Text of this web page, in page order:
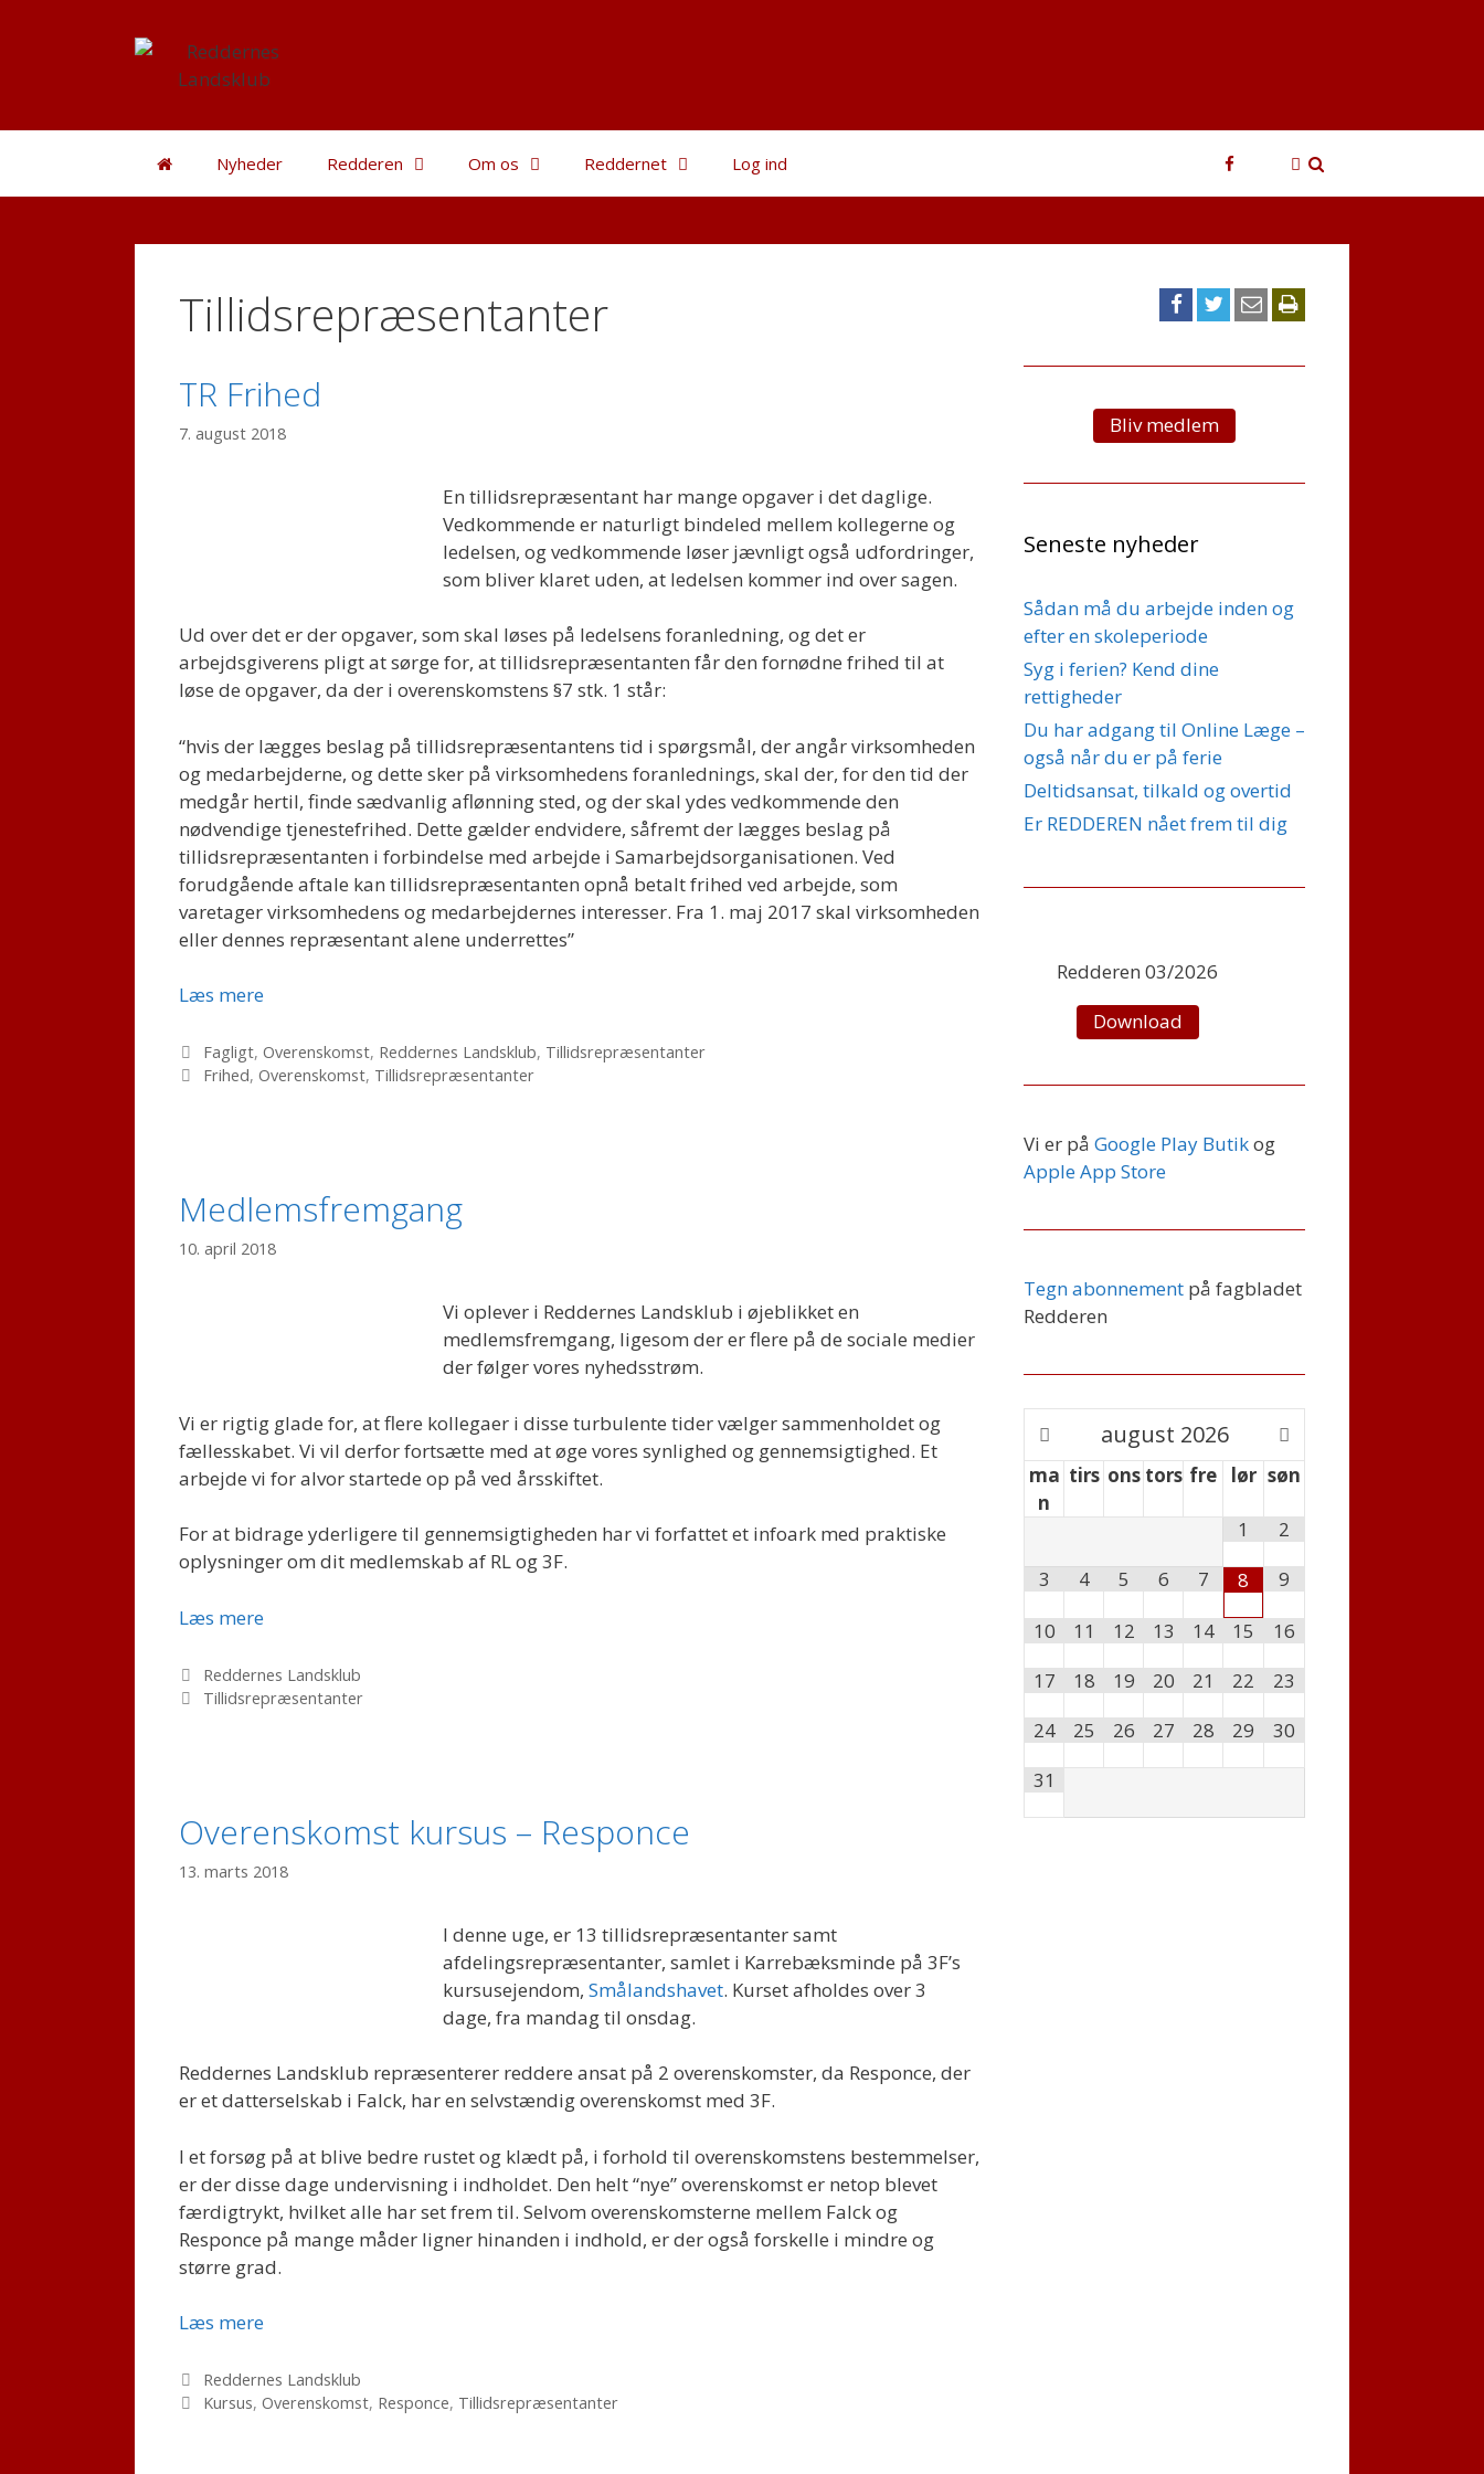
Nyheder Redderen Om os Reddernet Log ind
Tillidsrepræsentanter
TR Frihed
7. august 2018
En tillidsrepræsentant har mange opgaver i det daglige.
Vedkommende er naturligt bindeled mellem kollegerne og
ledelsen, og vedkommende løser jævnligt også udfordringer,
som bliver klaret uden, at ledelsen kommer ind over sagen.
Ud over det er der opgaver, som skal løses på ledelsens foranledning, og det er
arbejdsgiverens pligt at sørge for, at tillidsrepræsentanten får den fornødne frihed til at
løse de opgaver, da der i overenskomstens §7 stk. 1 står:
“hvis der lægges beslag på tillidsrepræsentantens tid i spørgsmål, der angår virksomheden
og medarbejderne, og dette sker på virksomhedens foranlednings, skal der, for den tid der
medgår hertil, finde sædvanlig aflønning sted, og der skal ydes vedkommende den
nødvendige tjenestefrihed. Dette gælder endvidere, såfremt der lægges beslag på
tillidsrepræsentanten i forbindelse med arbejde i Samarbejdsorganisationen. Ved
forudgående aftale kan tillidsrepræsentanten opnå betalt frihed ved arbejde, som
varetager virksomhedens og medarbejdernes interesser. Fra 1. maj 2017 skal virksomheden
eller dennes repræsentant alene underrettes”
Læs mereTR
Kategorier
Fagligt, Overenskomst, Reddernes Landsklub, Tillidsrepræsentanter
Tags
Frihed, Overenskomst, Tillidsrepræsentanter
Medlemsfremgang
10. april 2018
Vi oplever i Reddernes Landsklub i øjeblikket en
medlemsfremgang, ligesom der er flere på de sociale medier
der følger vores nyhedsstrøm.
Vi er rigtig glade for, at flere kollegaer i disse turbulente tider vælger sammenholdet og
fællesskabet. Vi vil derfor fortsætte med at øge vores synlighed og gennemsigtighed. Et
arbejde vi for alvor startede op på ved årsskiftet.
For at bidrage yderligere til gennemsigtigheden har vi forfattet et infoark med praktiske
oplysninger om dit medlemskab af RL og 3F.
Læs mereMedlemsfremgang
Kategorier
Reddernes Landsklub
Tags
Tillidsrepræsentanter
Overenskomst kursus – Responce
13. marts 2018
I denne uge, er 13 tillidsrepræsentanter samt
afdelingsrepræsentanter, samlet i Karrebæksminde på 3F’s
kursusejendom,Smålandshavet. Kurset afholdes over 3
dage, fra mandag til onsdag.
Reddernes Landsklub repræsenterer reddere ansat på 2 overenskomster, da Responce, der
er et datterselskab i Falck, har en selvstændig overenskomst med 3F.
I et forsøg på at blive bedre rustet og klædt på, i forhold til overenskomstens bestemmelser,
er der disse dage undervisning i indholdet. Den helt “nye” overenskomst er netop blevet
færdigtrykt, hvilket alle har set frem til. Selvom overenskomsterne mellem Falck og
Responce på mange måder ligner hinanden i indhold, er der også forskelle i mindre og
større grad.
Læs mereOverenskomst
–
Responce
Kategorier
Reddernes Landsklub
Tags
Kursus, Overenskomst, Responce, Tillidsrepræsentanter
Bliv medlem
Seneste nyheder
Sådan må du arbejde inden og
efter en skoleperiode
Syg i ferien? Kend dine
rettigheder
Du har adgang til Online Læge –
også når du er på ferie
Deltidsansat, tilkald og overtid
Er REDDEREN nået frem til dig
Redderen 03/2026
Download
Vi er på Google Play Butikog
Apple App Store
Tegn abonnement på fagbladet
Redderen
august 2026
ma
n
tirs ons tors fre lør søn
1
2
3
4 5 6 7 8 9
10 11 12 13 14 15
16
17
18 19 20 21 22
23
24
25 26 27 28 29
30
31